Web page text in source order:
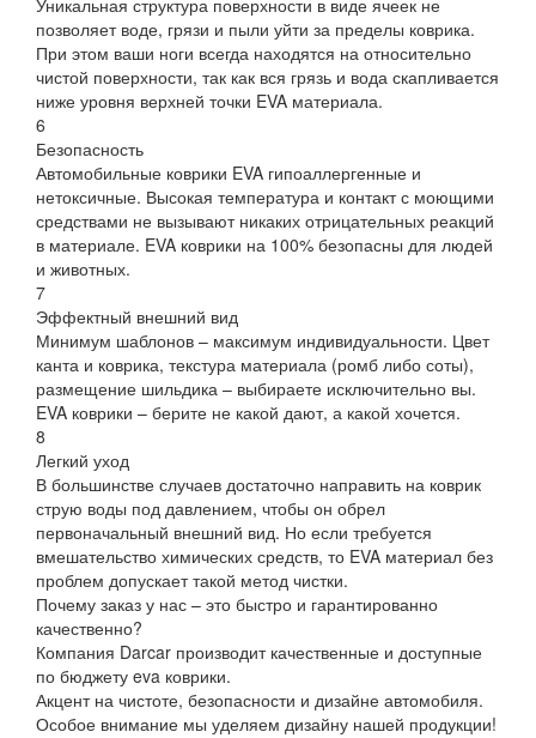
Уникальная структура поверхности в виде ячеек не
позволяет воде, грязи и пыли уйти за пределы коврика.
При этом ваши ноги всегда находятся на относительно
чистой поверхности, так как вся грязь и вода скапливается
ниже уровня верхней точки EVA материала.
6
Безопасность
Автомобильные коврики EVA гипоаллергенные и
нетоксичные. Высокая температура и контакт с моющими
средствами не вызывают никаких отрицательных реакций
в материале. EVA коврики на 100% безопасны для людей
и животных.
7
Эффектный внешний вид
Минимум шаблонов – максимум индивидуальности. Цвет
канта и коврика, текстура материала (ромб либо соты),
размещение шильдика – выбираете исключительно вы.
EVA коврики – берите не какой дают, а какой хочется.
8
Легкий уход
В большинстве случаев достаточно направить на коврик
струю воды под давлением, чтобы он обрел
первоначальный внешний вид. Но если требуется
вмешательство химических средств, то EVA материал без
проблем допускает такой метод чистки.
Почему заказ у нас – это быстро и гарантированно
качественно?
Компания Darcar производит качественные и доступные
по бюджету eva коврики.
Акцент на чистоте, безопасности и дизайне автомобиля.
Особое внимание мы уделяем дизайну нашей продукции!